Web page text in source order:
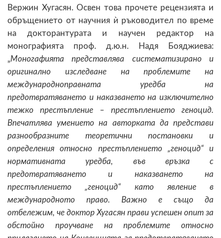
Вержин Хугасян. Освен това прочете рецензията и
обръщението от научния ѝ ръководител по време
на докторантурата и научен редактор на
монографията проф. д.ю.н. Надя Бояджиева:
„Моногафията представлява систематизирано и
оригинално изследване на проблемите на
международноправната уредба на
предотвратяването и наказването на изключително
тежко престъпление – престъплението геноцид.
Впечатлява умението на авторката да представи
разнообразните теоретични постановки и
определения относно престъплението „геноцид“ и
нормативната уредба, във връзка с
предотвратяването и наказването на
престъплението „геноцид“ като явление в
международното право. Важно е също да
отбележим, че доктор Хугасян прави успешен опит за
обстойно проучване на проблемите относно